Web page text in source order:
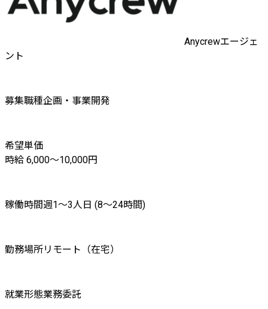
Anycrewエージェ
ント
募集職種企画・事業開発
希望単価
時給 6,000〜10,000円
稼働時間週1〜3人日 (8〜24時間)
勤務場所リモート（在宅）
就業形態業務委託